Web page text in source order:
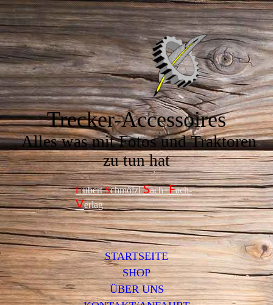
Trecker-Accessoires
Alles was mit Fotos und Traktoren
zu tun hat
HubertSchmölzlSach+Fach-
Verlag
STARTSEITE
SHOP
ÜBER UNS